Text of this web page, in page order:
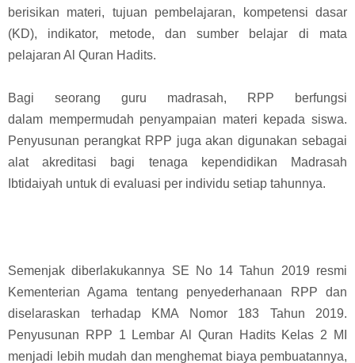
berisikan materi, tujuan pembelajaran, kompetensi dasar
(KD), indikator, metode, dan sumber belajar di mata
pelajaran Al Quran Hadits.
Bagi seorang guru madrasah, RPP berfungsi
dalam mempermudah penyampaian materi kepada siswa.
Penyusunan perangkat RPP juga akan digunakan sebagai
alat akreditasi bagi tenaga kependidikan Madrasah
Ibtidaiyah untuk di evaluasi per individu setiap tahunnya.
Semenjak diberlakukannya SE No 14 Tahun 2019 resmi
Kementerian Agama tentang penyederhanaan RPP dan
diselaraskan terhadap
KMA Nomor 183 Tahun 2019.
Penyusunan RPP 1 Lembar Al Quran Hadits Kelas 2 MI
menjadi lebih mudah dan menghemat biaya pembuatannya,